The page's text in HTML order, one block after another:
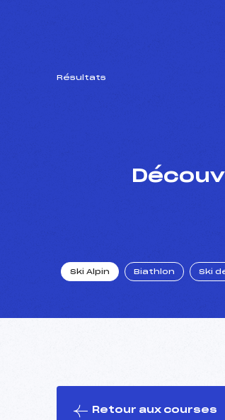
Résultats
Ski Alpin Biathlon Ski
Retour aux courses